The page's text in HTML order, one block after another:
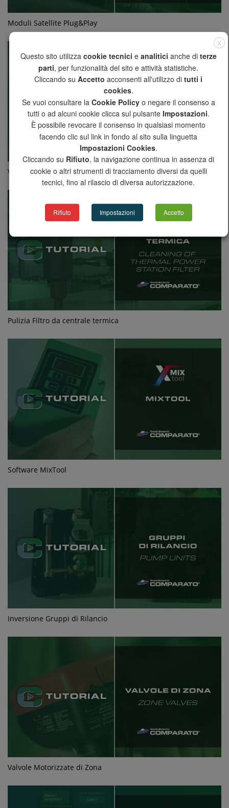
Moduli Satellite Plug&Play
Valvole Motorizzate 3 vie - parte 1
Pulizia Filtro da centrale termica
Software MixTool
Inversione Gruppi di Rilancio
Valvole Motorizzate di Zona
X
Questo sito utilizza cookie tecnici e analitici anche di terze
parti, per funzionalità del sito e attività statistiche.
Cliccando su Accetto acconsenti all'utilizzo di tutti i
cookies.
Se vuoi consultare la Cookie Policyo negare il consenso a
tutti o ad alcuni cookie clicca sul pulsante Impostazioni.
È possibile revocare il consenso in qualsiasi momento
facendo clic sul link in fondo al sito sulla linguetta
Impostazioni Cookies.
Cliccando su Rifiuto, la navigazione continua in assenza di
cookie o altri strumenti di tracciamento diversi da quelli
tecnici, fino al rilascio di diversa autorizzazione.
Rifiuto Impostazioni Accetto